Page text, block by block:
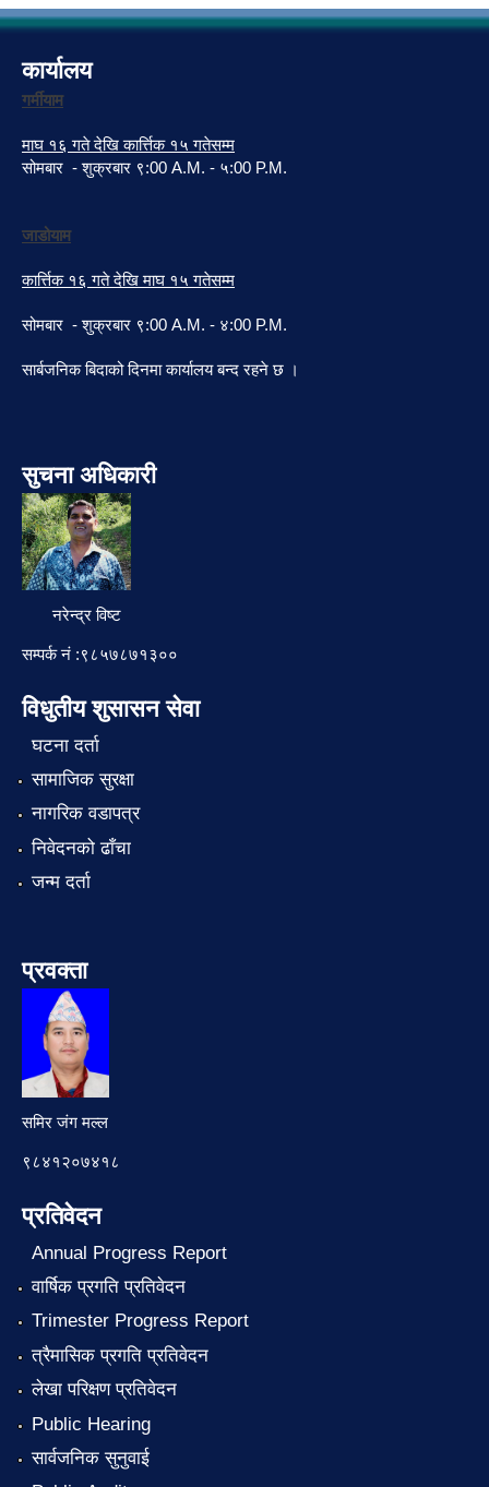
कार्यालय
गर्मीयाम
माघ १६ गते देखि कार्त्तिक १५ गतेसम्म
सोमबार - शुक्रबार ९:00 A.M. - ५:00 P.M.
जाडोयाम
कार्त्तिक १६ गते देखि माघ १५ गतेसम्म
सोमबार - शुक्रबार ९:00 A.M. - ४:00 P.M.
सार्बजनिक बिदाको दिनमा कार्यालय बन्द रहने छ ।
सुचना अधिकारी
नरेन्द्र विष्ट
सम्पर्क नं :९८५७८७१३००
विधुतीय शुसासन सेवा
घटना दर्ता
सामाजिक सुरक्षा
नागरिक वडापत्र
निवेदनको ढाँचा
जन्म दर्ता
प्रवक्ता
समिर जंग मल्ल
९८४१२०७४१८
प्रतिवेदन
Annual Progress Report
वार्षिक प्रगति प्रतिवेदन
Trimester Progress Report
त्रैमासिक प्रगति प्रतिवेदन
लेखा परिक्षण प्रतिवेदन
Public Hearing
सार्वजनिक सुनुवाई